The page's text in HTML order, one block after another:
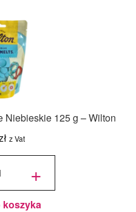
Niebieskie 125 g – Wilton
z Vat
+
koszyka